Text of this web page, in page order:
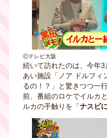
Ⓒテレビ大阪
続いて訪れたのは、今年
あい施設「ノア ドルフィ
るの！？」と驚きつつ一
前、番組のロケでイルカ
ルカの手触りを「ナスビ